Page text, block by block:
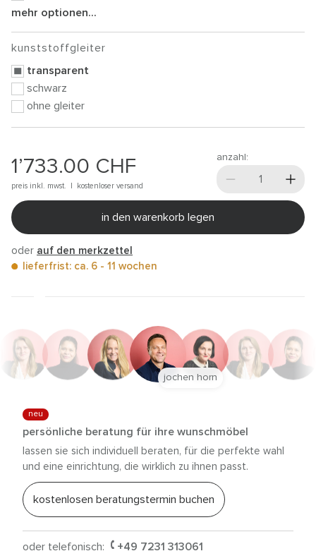
mehr optionen...
kunststoffgleiter
transparent
schwarz
ohne gleiter
1’733.00 CHF
preis inkl. mwst. | kostenloser versand
anzahl:
in den warenkorb legen
oder auf den merkzettel
lieferfrist: ca. 6 - 11 wochen
neu
persönliche beratung für ihre wunschmöbel
lassen sie sich individuell beraten, für die perfekte wahl
und eine einrichtung, die wirklich zu ihnen passt.
kostenlosen beratungstermin buchen
oder telefonisch: +49 7231 313061
jochen horn